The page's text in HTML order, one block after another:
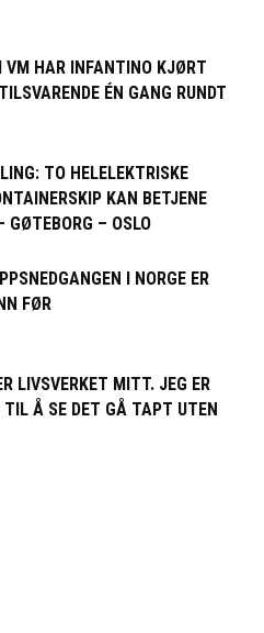
VM HAR INFANTINO KJØRT
ÉN GANG RUNDT
TO HELELEKTRISKE
KAN BETJENE
GØTEBORG – OSLO
I NORGE ER
FØR
LIVSVERKET MITT. JEG ER
TIL Å SE DET GÅ TAPT UTEN